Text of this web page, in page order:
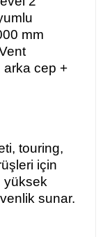
mm
arka cep +
touring,
için
yüksek
sunar.